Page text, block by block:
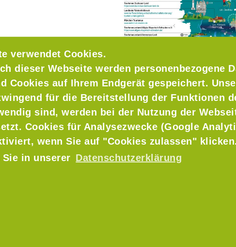
verwendet Cookies.
dieser Webseite werden personenbezogene
Cookies auf Ihrem Endgerät gespeichert.
für die Bereitstellung der Funktionen
sind, werden bei der Nutzung der
Cookies für Analysezwecke (Google
wenn Sie auf "Cookies zulassen"
in unserer Datenschutzerklärung
sind wir als EMM e.V.
in der
Dazu haben wir
zuständigen,
und die vielen
unserer tollen Region
schöne und nicht so
München!